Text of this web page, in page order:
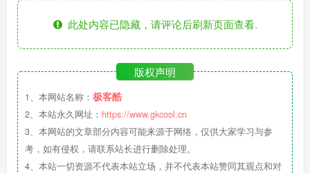
此处内容已隐藏，请评论后刷新页面查看.
版权声明
1、本网站名称： 极客酷
2、本站永久网址： https://www.gkcool.cn
3、本网站的文章部分内容可能来源于网络，仅供大家学习与参
考，如有侵权，请联系站长进行删除处理。
4、本站一切资源不代表本站立场，并不代表本站赞同其观点和对